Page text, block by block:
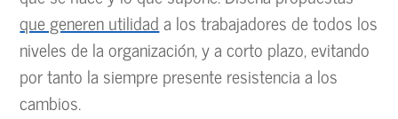
que generen utilidada los trabajadores de todos los
niveles de la organización, y a corto plazo, evitando
por tanto la siempre presente resistencia a los
cambios.